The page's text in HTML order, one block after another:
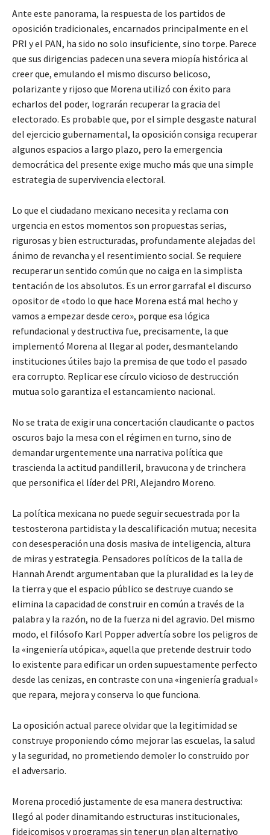
Ante este panorama, la respuesta de los partidos de
oposición tradicionales, encarnados principalmente en el
PRI y el PAN, ha sido no solo insuficiente, sino torpe. Parece
que sus dirigencias padecen una severa miopía histórica al
creer que, emulando el mismo discurso belicoso,
polarizante y rijoso que Morena utilizó con éxito para
echarlos del poder, lograrán recuperar la gracia del
electorado. Es probable que, por el simple desgaste natural
del ejercicio gubernamental, la oposición consiga recuperar
algunos espacios a largo plazo, pero la emergencia
democrática del presente exige mucho más que una simple
estrategia de supervivencia electoral.
Lo que el ciudadano mexicano necesita y reclama con
urgencia en estos momentos son propuestas serias,
rigurosas y bien estructuradas, profundamente alejadas del
ánimo de revancha y el resentimiento social. Se requiere
recuperar un sentido común que no caiga en la simplista
tentación de los absolutos. Es un error garrafal el discurso
opositor de «todo lo que hace Morena está mal hecho y
vamos a empezar desde cero», porque esa lógica
refundacional y destructiva fue, precisamente, la que
implementó Morena al llegar al poder, desmantelando
instituciones útiles bajo la premisa de que todo el pasado
era corrupto. Replicar ese círculo vicioso de destrucción
mutua solo garantiza el estancamiento nacional.
No se trata de exigir una concertación claudicante o pactos
oscuros bajo la mesa con el régimen en turno, sino de
demandar urgentemente una narrativa política que
trascienda la actitud pandilleril, bravucona y de trinchera
que personifica el líder del PRI, Alejandro Moreno.
La política mexicana no puede seguir secuestrada por la
testosterona partidista y la descalificación mutua; necesita
con desesperación una dosis masiva de inteligencia, altura
de miras y estrategia. Pensadores políticos de la talla de
Hannah Arendt argumentaban que la pluralidad es la ley de
la tierra y que el espacio público se destruye cuando se
elimina la capacidad de construir en común a través de la
palabra y la razón, no de la fuerza ni del agravio. Del mismo
modo, el filósofo Karl Popper advertía sobre los peligros de
la «ingeniería utópica», aquella que pretende destruir todo
lo existente para edificar un orden supuestamente perfecto
desde las cenizas, en contraste con una «ingeniería gradual»
que repara, mejora y conserva lo que funciona.
La oposición actual parece olvidar que la legitimidad se
construye proponiendo cómo mejorar las escuelas, la salud
y la seguridad, no prometiendo demoler lo construido por
el adversario.
Morena procedió justamente de esa manera destructiva:
llegó al poder dinamitando estructuras institucionales,
fideicomisos y programas sin tener un plan alternativo